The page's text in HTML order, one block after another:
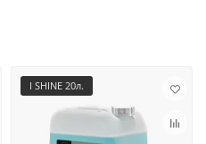
I SHINE 20л.